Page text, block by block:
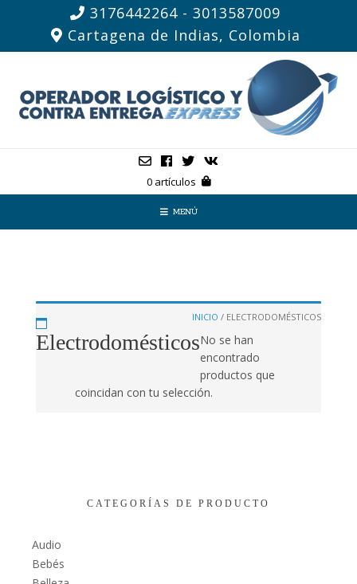
3176442264 - 3013587009
Cartagena de Indias, Colombia
0 artículos
MENÚ
INICIO / ELECTRODOMÉSTICOS
ElectrodomésticosNo se han
encontrado
productos que
coincidan con tu selección.
CATEGORÍAS DE PRODUCTO
Audio
Bebés